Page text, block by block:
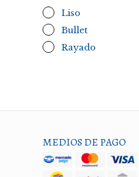
Liso
Bullet
Rayado
MEDIOS DE PAGO